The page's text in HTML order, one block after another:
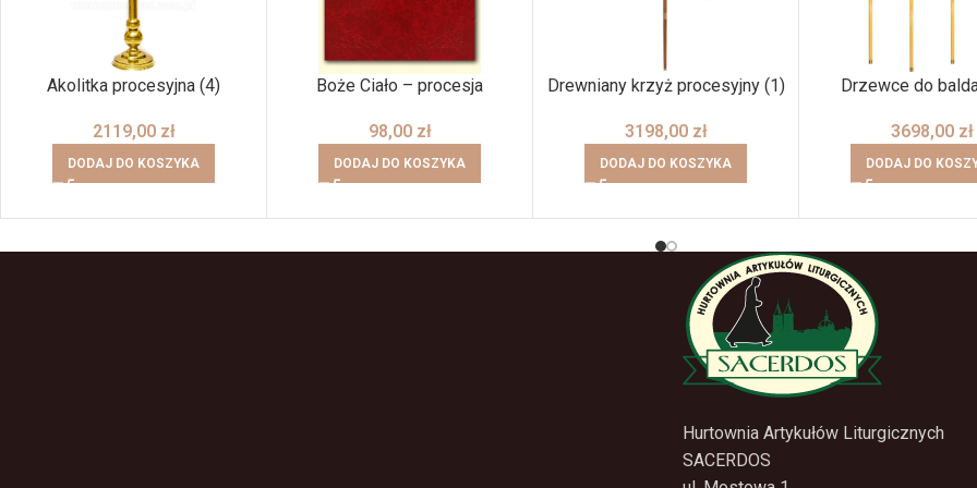
Akolitka procesyjna (4)
2119,00 zł
DODAJ DO KOSZYKA
Boże Ciało – procesja
98,00 zł
DODAJ DO KOSZYKA
Drewniany krzyż procesyjny (1)
3198,00 zł
DODAJ DO KOSZYKA
Drzewce do
3698,00 zł
DODAJ DO
Hurtownia Artykułów Liturgicznych
SACERDOS